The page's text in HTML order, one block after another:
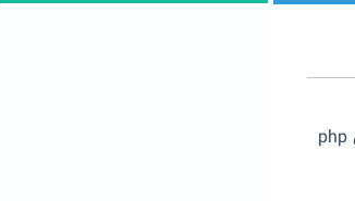
بنده در php پی اچ پی برنامه ای نوشته ام که قبلا کار می کرده است و اکنون با تغییر ورژن php